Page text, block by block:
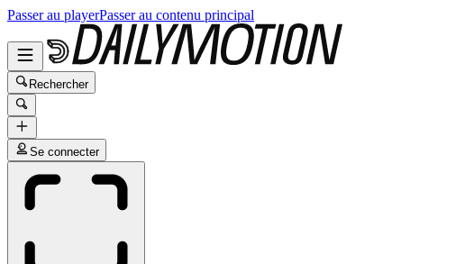
Passer au playerPasser au contenu principal
Rechercher
Se connecter